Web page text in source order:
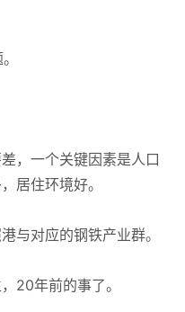
，一个关键因素是人口
居住环境好。
与对应的钢铁产业群。
20年前的事了。